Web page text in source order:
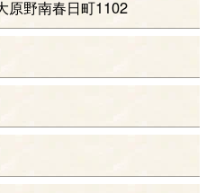
原野南春日町1102